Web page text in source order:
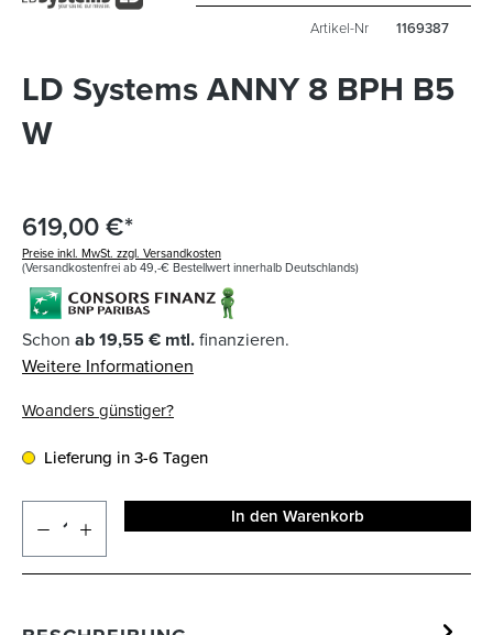
Artikel-Nr 1169387
LD Systems ANNY 8 BPH B5
W
619,00 €*
Preise inkl. MwSt. zzgl. Versandkosten
(Versandkostenfrei ab 49,-€ Bestellwert innerhalb Deutschlands)
Schon ab 19,55 € mtl.finanzieren.
Weitere Informationen
Woanders günstiger?
Lieferung in 3-6 Tagen
In den Warenkorb